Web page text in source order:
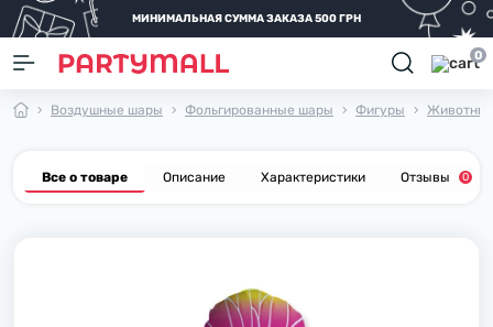
МИНИМАЛЬНАЯ СУММА ЗАКАЗА 500 ГРН
0
Воздушные шары Фольгированные шары Фигуры
Все о товаре Описание Характеристики Отзывы 0